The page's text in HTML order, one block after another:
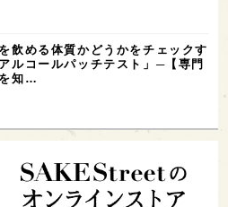
飲める体質かどうかをチェックす
ルコールパッチテスト」─【専門
知…